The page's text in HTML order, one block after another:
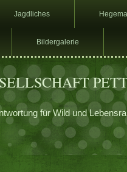
Jagdliches
Bildergalerie
für Wild und